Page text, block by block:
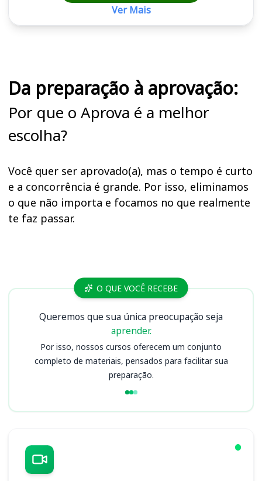
Ver Mais
Da preparação à aprovação:
Por que o Aprova é a melhor
escolha?
Você quer ser aprovado(a), mas o tempo é curto
e a concorrência é grande. Por isso, eliminamos
o que não importa e focamos no que realmente
te faz passar.
Cursos O QUE VOCÊ RECEBE
Queremos que sua única preocupação seja
aprender.
Por isso, nossos cursos oferecem um conjunto
completo de materiais, pensados para facilitar sua
preparação.